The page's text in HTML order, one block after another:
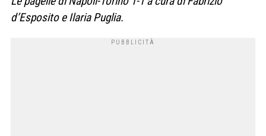
d’Esposito e Ilaria Puglia.